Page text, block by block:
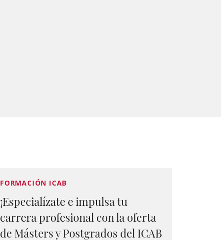
FORMACIÓN ICAB
¡Especialízate e impulsa tu
carrera profesional con la oferta
de Másters y Postgrados del ICAB